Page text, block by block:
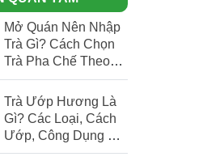
Mở Quán Nên Nhập
Trà Gì? Cách Chọn
Trà Pha Chế Theo
Menu Quán
Trà Ướp Hương Là
Gì? Các Loại, Cách
Ướp, Công Dụng Và
Cách Chọn Trà